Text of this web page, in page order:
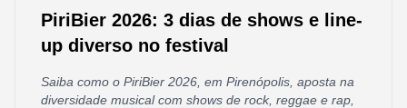
PiriBier 2026: 3 dias de shows e line-
up diverso no festival
Saiba como o PiriBier 2026, em Pirenópolis, aposta na
diversidade musical com shows de rock, reggae e rap,